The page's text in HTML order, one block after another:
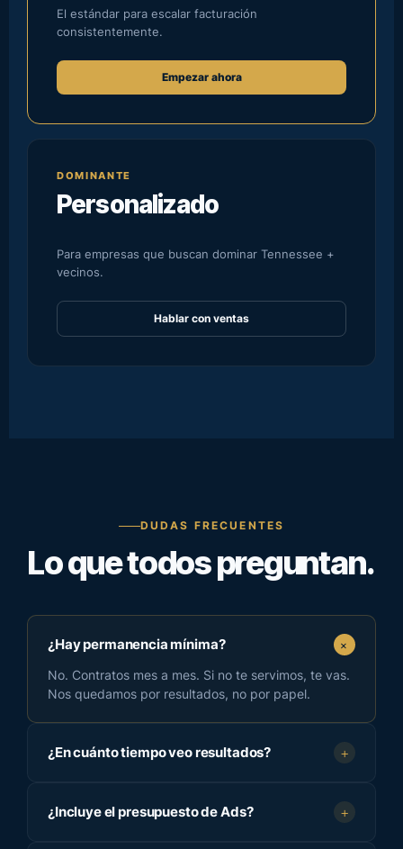
El estándar para escalar facturación
consistentemente.
Empezar ahora
DOMINANTE
Personalizado
Para empresas que buscan dominar Tennessee +
vecinos.
Hablar con ventas
DUDAS FRECUENTES
Lo que todos preguntan.
¿Hay permanencia mínima? +
No. Contratos mes a mes. Si no te servimos, te vas.
Nos quedamos por resultados, no por papel.
¿En cuánto tiempo veo resultados? +
¿Incluye el presupuesto de Ads? +